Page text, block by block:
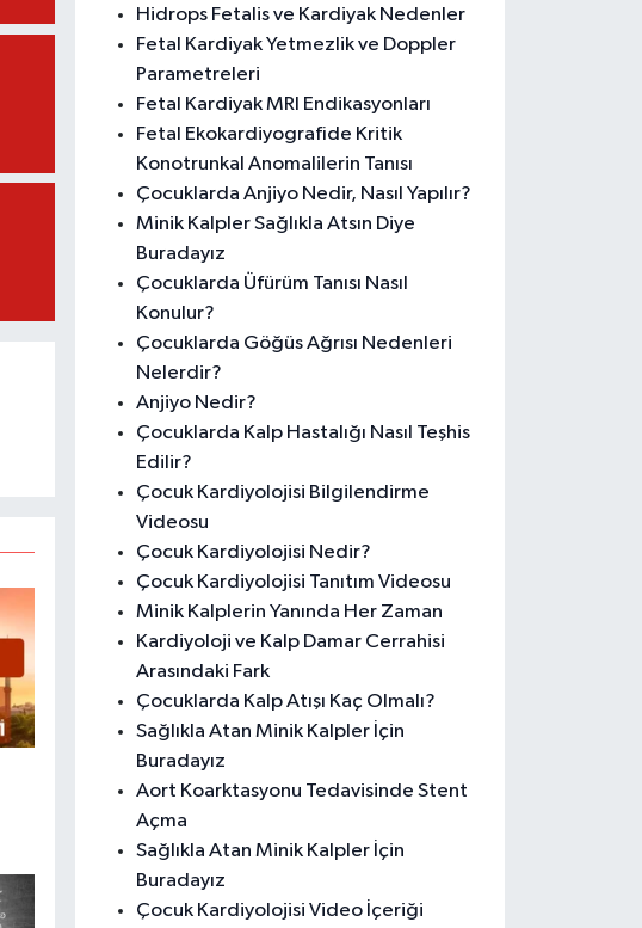
Hidrops Fetalis ve Kardiyak Nedenler
Fetal Kardiyak Yetmezlik ve Doppler
Parametreleri
Fetal Kardiyak MRI Endikasyonları
Fetal Ekokardiyografide Kritik
Konotrunkal Anomalilerin Tanısı
Çocuklarda Anjiyo Nedir, Nasıl Yapılır?
Minik Kalpler Sağlıkla Atsın Diye
Buradayız
Çocuklarda Üfürüm Tanısı Nasıl
Konulur?
Çocuklarda Göğüs Ağrısı Nedenleri
Nelerdir?
Anjiyo Nedir?
Çocuklarda Kalp Hastalığı Nasıl Teşhis
Edilir?
Çocuk Kardiyolojisi Bilgilendirme
Videosu
Çocuk Kardiyolojisi Nedir?
Çocuk Kardiyolojisi Tanıtım Videosu
Minik Kalplerin Yanında Her Zaman
Kardiyoloji ve Kalp Damar Cerrahisi
Arasındaki Fark
Çocuklarda Kalp Atışı Kaç Olmalı?
Sağlıkla Atan Minik Kalpler İçin
Buradayız
Aort Koarktasyonu Tedavisinde Stent
Açma
Sağlıkla Atan Minik Kalpler İçin
Buradayız
Çocuk Kardiyolojisi Video İçeriği